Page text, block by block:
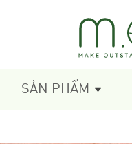
SẢN PHẨM